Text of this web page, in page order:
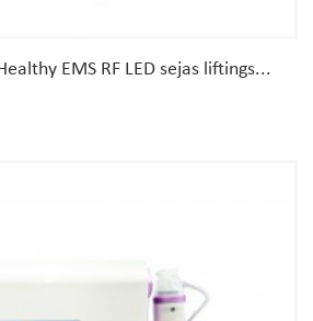
EMS RF LED sejas liftings...